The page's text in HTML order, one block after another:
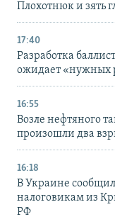
Плохотнюк и зять
17:40
Разработка
ожидает «нужных
16:55
Возле нефтяного
произошли два
16:18
В Украине
налоговикам из
РФ